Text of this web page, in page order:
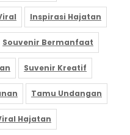
Inspirasi Hajatan
Souvenir Bermanfaat
Suvenir Kreatif
Tamu Undangan
Hajatan